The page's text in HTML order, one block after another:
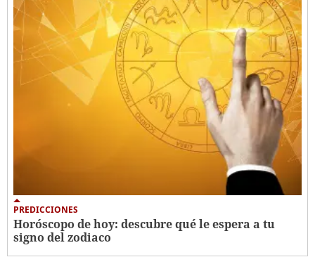
PREDICCIONES
Horóscopo de hoy: descubre qué le espera a tu
signo del zodiaco